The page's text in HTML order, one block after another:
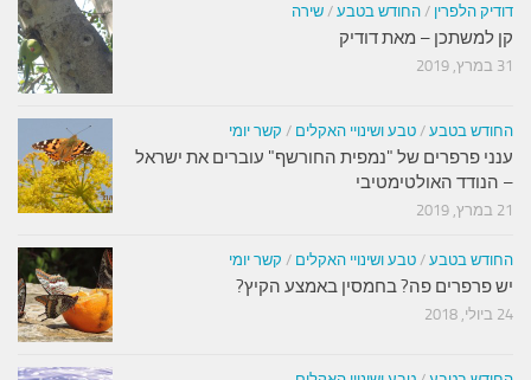
דודיק הלפרין / החודש בטבע / שירה
קן למשתכן – מאת דודיק
31 במרץ, 2019
החודש בטבע / טבע ושינויי האקלים / קשר יומי
ענני פרפרים של "נמפית החורשף" עוברים את ישראל
– הנודד האולטימטיבי
21 במרץ, 2019
החודש בטבע / טבע ושינויי האקלים / קשר יומי
יש פרפרים פה? בחמסין באמצע הקיץ?
24 ביולי, 2018